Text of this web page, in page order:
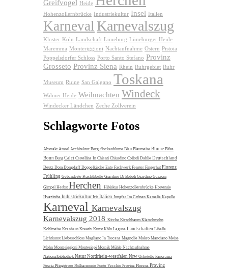
Greifvogel Heide
Hohenzollernbrücke Industriekultur Insel Italien
Karneval Karnevalszug
Kloster Köln Landschaft Lüneburg Lüneburger Heide
Maremma Monteriggioni Nachtaufnahme Ostern Pistoia
Poppelsdorfer Schloss Porto Santo Stefano Provinz
Grosseto Provinz Siena Rhein Ruhrgebiet Ruhr
Museum Ruine San Galgano Toskana
Wahner Heide Weihnachten Windeck
Windecker Ländchen Zeche Zollverein
Schlagworte Fotos
Abstrakt Amsel Architektur Berg-flockenblume Blau Blaumeise Blume Blüte
Bonn Burg Calci Castellina In Chianti Chiusdino Collodi Dahlie Deutschland
Deutz Dom Dompfaff Doppelkirche Ente Fachwerk Fenster Fingerhut Florenz
Frühling Gebänderte Prachtlibelle Giardino Di Boboli Giardino Garzoni
Gimpel Herbst Herchen Hibiskus Hohenzollernbrücke Hortensie
Hyazinthe Industriekultur Iris Italien Jungfer Im Grünen Kamelie Kapelle
Karneval Karnevalszug
Karnevalszug 2018 Kirche Kirschbaum Klatschmohn
Kohlmeise Kranhaus Kreativ Kunst Köln Lagune Landschaften Libelle
Lichtkunst Liebesschloss Magliano In Toscana Magnolie Makro Manciano Meise
Mohn Monteriggioni Montesiepi Mosaik Mühle Nachtaufnahme
Nationalbibliothek Natur Nordrhein-westfalen Nrw Orbetello Panorama
Pescia Pfingstrose Philharmonie Ponte Vecchio Provinz Florenz Provinz